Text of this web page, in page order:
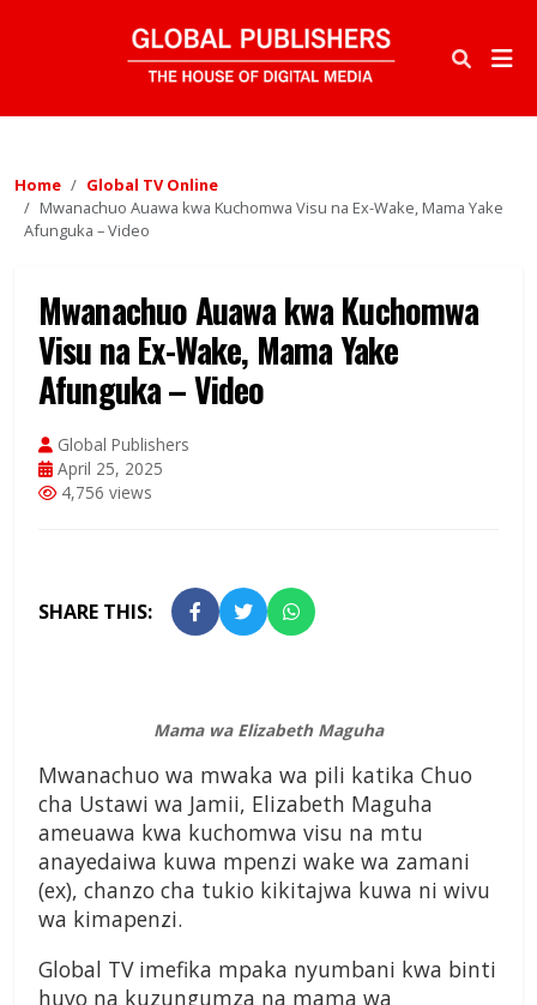
Home
Global TV Online
Mwanachuo Auawa kwa Kuchomwa Visu na Ex-Wake, Mama Yake
Afunguka – Video
Mwanachuo Auawa kwa Kuchomwa
Visu na Ex-Wake, Mama Yake
Afunguka – Video
Global Publishers
April 25, 2025
4,756 views
SHARE THIS:
Mama wa Elizabeth Maguha
Mwanachuo wa mwaka wa pili katika Chuo
cha Ustawi wa Jamii, Elizabeth Maguha
ameuawa kwa kuchomwa visu na mtu
anayedaiwa kuwa mpenzi wake wa zamani
(ex), chanzo cha tukio kikitajwa kuwa ni wivu
wa kimapenzi.
Global TV imefika mpaka nyumbani kwa binti
huyo na kuzungumza na mama wa